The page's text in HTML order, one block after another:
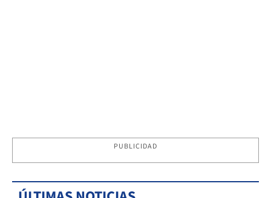
PUBLICIDAD